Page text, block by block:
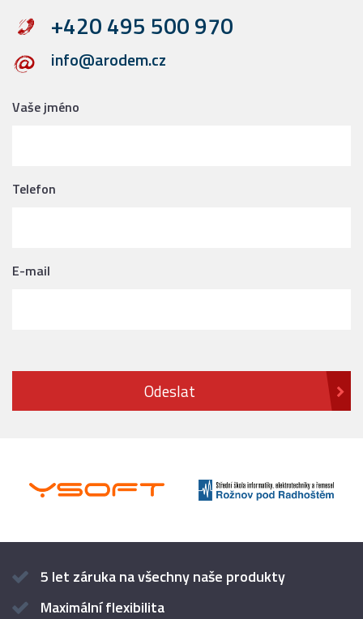
+420 495 500 970
info@arodem.cz
Vaše jméno
Telefon
E-mail
5 let záruka na všechny naše produkty
Maximální flexibilita